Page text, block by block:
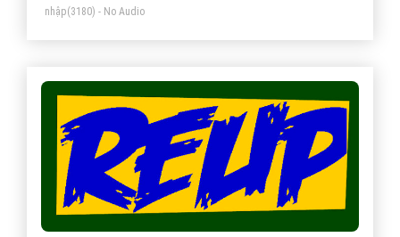
nhập(3180) - No Audio